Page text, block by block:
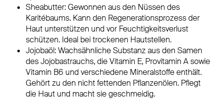
Sheabutter: Gewonnen aus den Nüssen des
Karitébaums. Kann den Regenerationsprozess der
Haut unterstützen und vor Feuchtigkeitsverlust
schützen. Ideal bei trockenen Hautstellen.
Jojobaöl: Wachsähnliche Substanz aus den Samen
des Jojobastrauchs, die Vitamin E, Provitamin A sowie
Vitamin B6 und verschiedene Mineralstoffe enthält.
Gehört zu den nicht fettenden Pflanzenölen. Pflegt
die Haut und macht sie geschmeidig.